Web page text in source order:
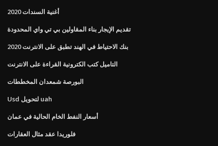
أغنية السندات 2020
تقديم الإيجار بناء المقاولين بي تي واي المحدودة
بنك الاحتياط في الهند تطبق على الانترنت 2020
التاميل كتب الكترونية القراءة على الانترنت
البورصة شمعدان المخططات
Usd لتحويل uah
أسعار النفط الخام الحالية في عمان
فلوريدا عقد مثال العقارات